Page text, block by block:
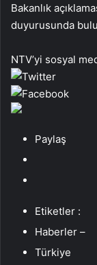
Bakanlık
duyurusunda
NTV’yi sosyal
Paylaş
Etiketler :
Haberler –
Türkiye